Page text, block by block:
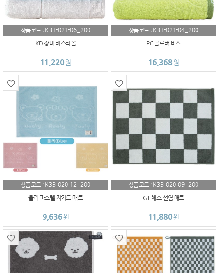
상품코드 : K33-021-06_200
KD 장미 바스타올
11,220원
상품코드 : K33-021-04_200
PC 클로버 바스
16,368원
상품코드 : K33-020-12_200
울리 파스텔 쟈가드 매트
9,636원
상품코드 : K33-020-09_200
GL 체스 선염 매트
11,880원